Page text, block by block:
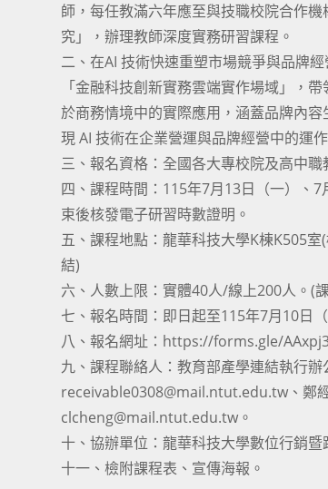
師，每任教滿六年應至與技職校院合作
究」，辦理教師深度實務研習課程。
二、在AI 技術快速重塑市場競爭與品牌
「金融科技創新實務雲端實作場域」，
於商務情境中的實際應用，涵蓋品牌內
現 AI 技術在企業營運與品牌經營中的運
三、報名資格：全國各大專校院及高中職
四、課程時間：115年7月13日（一）、
束後核發電子研習時數證明。
五、課程地點：龍華科技大學K棟K505
結)
六、人數上限：實體40人/線上200人。(
七、報名時間：即日起至115年7月10日
八、報名網址：https://forms.gle/
九、課程聯絡人：教育部產學連結執行
receivable0308@mail.ntut.edu.tw、鄭
clcheng@mail.ntut.edu.tw。
十、協辦單位：龍華科技大學數位行銷
十一、檢附課程表、宣傳海報。